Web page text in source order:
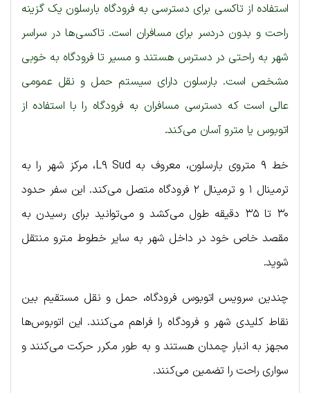
استفاده از تاکسی برای دسترسی به فرودگاه بارسلون یک گزینه
راحت و بدون دردسر برای مسافران است. تاکسی‌ها در سراسر
شهر به راحتی در دسترس هستند و مسیر تا فرودگاه به خوبی
مشخص است. بارسلون دارای سیستم حمل و نقل عمومی
عالی است که دسترسی مسافران به فرودگاه را با استفاده از
اتوبوس یا مترو آسان می‌کند.
خط ۹ متروی بارسلون، معروف به L9 Sud، مرکز شهر را به
ترمینال ۱ و ترمینال ۲ فرودگاه متصل می‌کند. این سفر حدود
۳۰ تا ۳۵ دقیقه طول می‌کشد و می‌توانید برای رسیدن به
مقصد خاص خود در داخل شهر به سایر خطوط مترو منتقل
شوید.
چندین سرویس اتوبوس فرودگاه، حمل و نقل مستقیم بین
نقاط کلیدی شهر و فرودگاه را فراهم می‌کنند. این اتوبوس‌ها
مجهز به انبار چمدان هستند و به طور مکرر حرکت می‌کنند و
سواری راحت را تضمین می‌کنند.